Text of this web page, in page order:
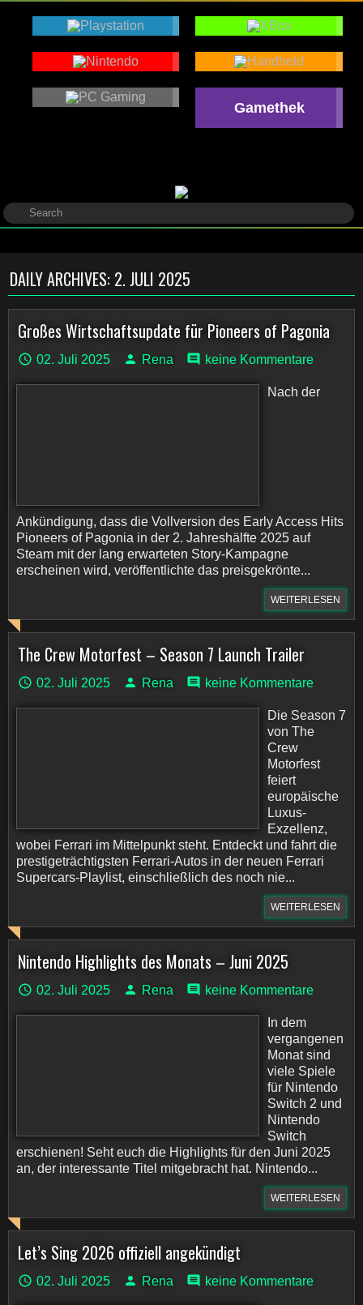
Gamethek
DAILY ARCHIVES: 2. JULI 2025
Großes Wirtschaftsupdate für Pioneers of Pagonia
02. Juli 2025 Rena keine Kommentare
Nach der
Ankündigung, dass die Vollversion des Early Access Hits
Pioneers of Pagonia in der 2. Jahreshälfte 2025 auf
Steam mit der lang erwarteten Story-Kampagne
erscheinen wird, veröffentlichte das preisgekrönte...
WEITERLESEN
The Crew Motorfest – Season 7 Launch Trailer
02. Juli 2025 Rena keine Kommentare
Die Season 7
von The
Crew
Motorfest
feiert
europäische
Luxus-
Exzellenz,
wobei Ferrari im Mittelpunkt steht. Entdeckt und fahrt die
prestigeträchtigsten Ferrari-Autos in der neuen Ferrari
Supercars-Playlist, einschließlich des noch nie...
WEITERLESEN
Nintendo Highlights des Monats – Juni 2025
02. Juli 2025 Rena keine Kommentare
In dem
vergangenen
Monat sind
viele Spiele
für Nintendo
Switch 2 und
Nintendo
Switch
erschienen! Seht euch die Highlights für den Juni 2025
an, der interessante Titel mitgebracht hat. Nintendo...
WEITERLESEN
Let’s Sing 2026 offiziell angekündigt
02. Juli 2025 Rena keine Kommentare